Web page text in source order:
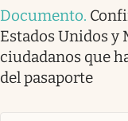
Documento.
Estados Unidos y
ciudadanos que
del pasaporte